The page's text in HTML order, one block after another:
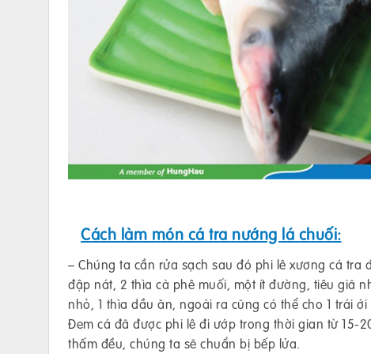
Cách làm món cá tra nướng lá chuối:
– Chúng ta cần rửa sạch sau đó phi lê xương cá
đập nát, 2 thìa cà phê muối, một ít đường, tiêu giã
nhỏ, 1 thìa dầu ăn, ngoài ra cũng có thể cho 1 trái
Đem cá đã được phi lê đi ướp trong thời gian từ 15-
thấm đều, chúng ta sẽ chuẩn bị bếp lửa.